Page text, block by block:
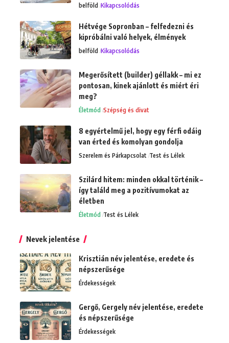
belföld Kikapcsolódás
Hétvége Sopronban – felfedezni és
kipróbálni való helyek, élmények
belföld Kikapcsolódás
Megerősített (builder) géllakk – mi ez
pontosan, kinek ajánlott és miért éri
meg?
Életmód Szépség és divat
8 egyértelmű jel, hogy egy férfi odáig
van érted és komolyan gondolja
Szerelem és Párkapcsolat Test és Lélek
Szilárd hitem: minden okkal történik –
így találd meg a pozitívumokat az
életben
Életmód Test és Lélek
Nevek jelentése
Krisztián név jelentése, eredete és
népszerűsége
Érdekességek
Gergő, Gergely név jelentése, eredete
és népszerűsége
Érdekességek